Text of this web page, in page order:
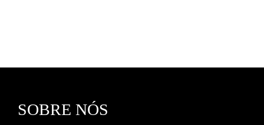
SOBRE NÓS